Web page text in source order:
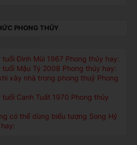
PHONG THỦY
Đinh Mùi 1967 Phong thủy hay:
Mậu Tý 2008 Phong thủy hay:
xây nhà trong phong thuỷ Phong
Canh Tuất 1970 Phong thủy
có thể dùng biểu tượng Song Hỷ